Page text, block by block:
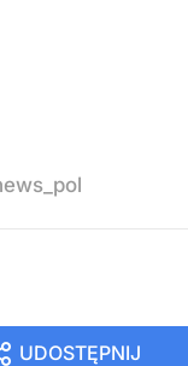
UDOSTĘPNIJ